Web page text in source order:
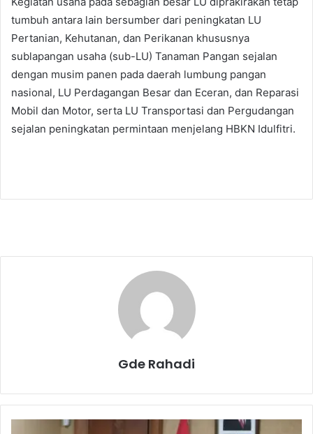
tumbuh antara lain bersumber dari peningkatan LU
Pertanian, Kehutanan, dan Perikanan khususnya
sublapangan usaha (sub-LU) Tanaman Pangan sejalan
dengan musim panen pada daerah lumbung pangan
nasional, LU Perdagangan Besar dan Eceran, dan Reparasi
Mobil dan Motor, serta LU Transportasi dan Pergudangan
sejalan peningkatan permintaan menjelang HBKN Idulfitri.
Gde Rahadi